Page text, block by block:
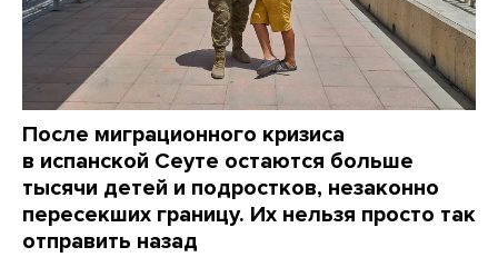
После миграционного кризиса
в испанской Сеуте остаются больше
тысячи детей и подростков, незаконно
пересекших границу. Их нельзя просто так
отправить назад